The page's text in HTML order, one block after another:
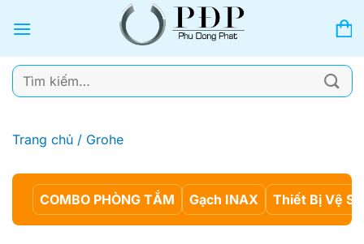
qua
dung
Tìm
kiếm:
Trang chủ / Grohe
COMBO PHÒNG TẮM Gạch INAX Thiết Bị Vệ